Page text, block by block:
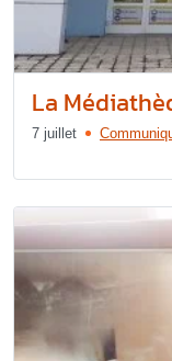
La
7 juillet